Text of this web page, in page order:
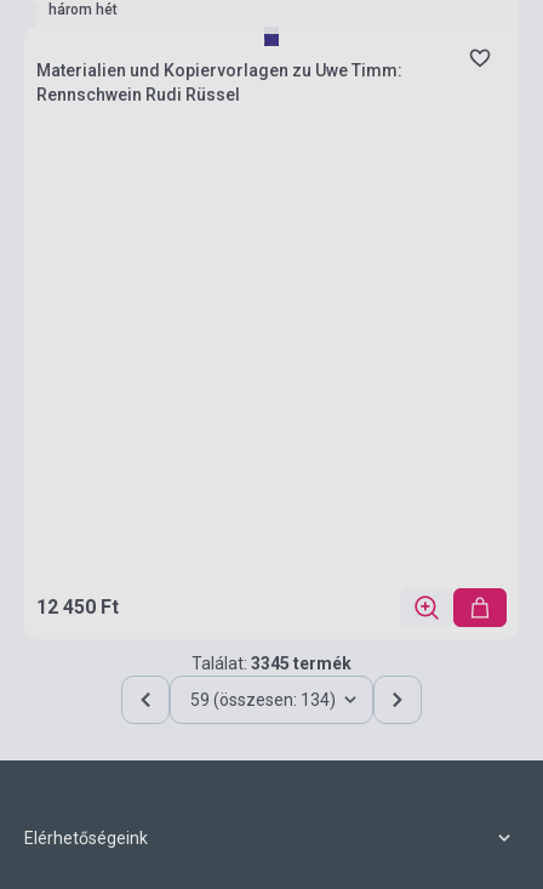
három hét
Materialien und Kopiervorlagen zu Uwe Timm:
Rennschwein Rudi Rüssel
12 450 Ft
Találat: 3345 termék
59 (összesen: 134)
Elérhetőségeink